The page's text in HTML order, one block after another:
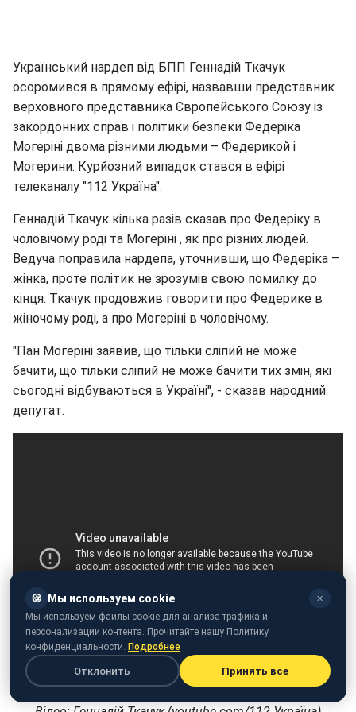
Український нардеп від БПП Геннадій Ткачук
осоромився в прямому ефірі, назвавши представник
верховного представника Європейського Союзу із
закордонних справ і політики безпеки Федеріка
Могеріні двома різними людьми – Федерикой і
Могерини. Курйозний випадок стався в ефірі
телеканалу "112 Україна".
Геннадій Ткачук кілька разів сказав про Федеріку в
чоловічому роді та Могеріні , як про різних людей.
Ведуча поправила нардепа, уточнивши, що Федеріка –
жінка, проте політик не зрозумів свою помилку до
кінця. Ткачук продовжив говорити про Федерике в
жіночому роді, а про Могеріні в чоловічому.
"Пан Могеріні заявив, що тільки сліпий не може
бачити, що тільки сліпий не може бачити тих змін, які
сьогодні відбуваються в Україні", - сказав народний
депутат.
🍪 Мы используем cookie ✕
Мы используем файлы cookie для анализа трафика и
персонализации контента. Прочитайте нашу Политику
конфиденциальности. Подробнее
Отклонить Принять все